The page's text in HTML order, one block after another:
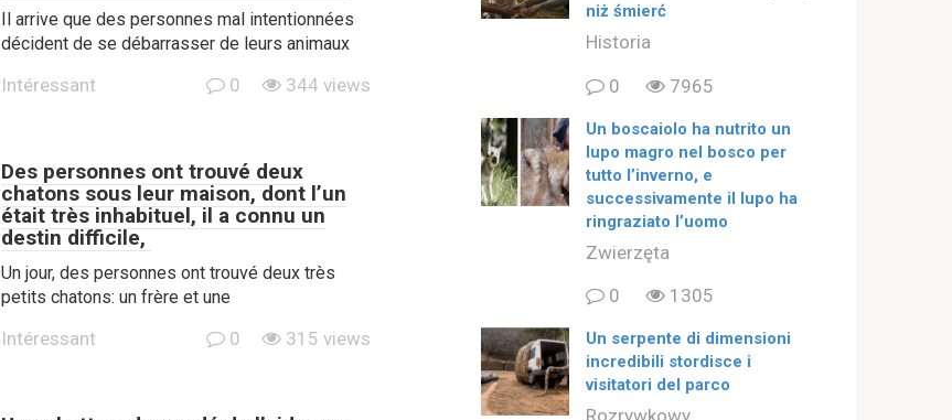
Il arrive que des personnes mal intentionnées
décident de se débarrasser de leurs animaux
Intéressant 0 344 views
Des personnes ont trouvé deux
chatons sous leur maison, dont l’un
était très inhabituel, il a connu un
destin difficile,
Un jour, des personnes ont trouvé deux très
petits chatons: un frère et une
Intéressant 0 315 views
niż śmierć
Historia
0
7965
Un boscaiolo ha nutrito un
lupo magro nel bosco per
tutto l’inverno, e
successivamente il lupo ha
ringraziato l’uomo
Zwierzęta
0
1305
Un serpente di dimensioni
incredibili stordisce i
visitatori del parco